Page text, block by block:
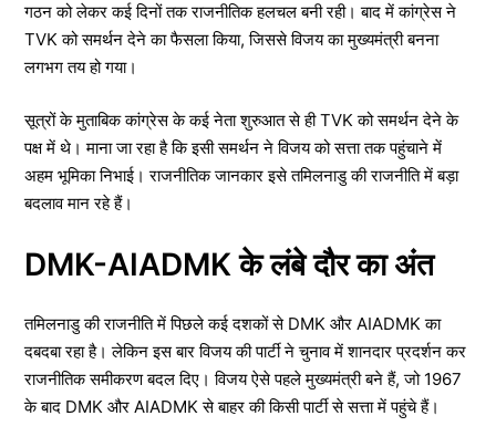
गठन को लेकर कई दिनों तक राजनीतिक हलचल बनी रही। बाद में कांग्रेस ने
TVK को समर्थन देने का फैसला किया, जिससे विजय का मुख्यमंत्री बनना
लगभग तय हो गया।
सूत्रों के मुताबिक कांग्रेस के कई नेता शुरुआत से ही TVK को समर्थन देने के
पक्ष में थे। माना जा रहा है कि इसी समर्थन ने विजय को सत्ता तक पहुंचाने में
अहम भूमिका निभाई। राजनीतिक जानकार इसे तमिलनाडु की राजनीति में बड़ा
बदलाव मान रहे हैं।
DMK-AIADMK के लंबे दौर का अंत
तमिलनाडु की राजनीति में पिछले कई दशकों से DMK और AIADMK का
दबदबा रहा है। लेकिन इस बार विजय की पार्टी ने चुनाव में शानदार प्रदर्शन कर
राजनीतिक समीकरण बदल दिए। विजय ऐसे पहले मुख्यमंत्री बने हैं, जो 1967
के बाद DMK और AIADMK से बाहर की किसी पार्टी से सत्ता में पहुंचे हैं।